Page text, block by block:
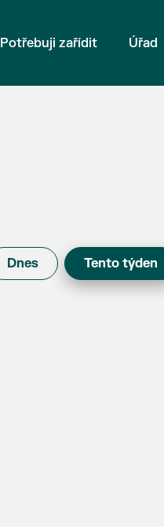
Potřebuji zařídit Úřad
Dnes Tento týden